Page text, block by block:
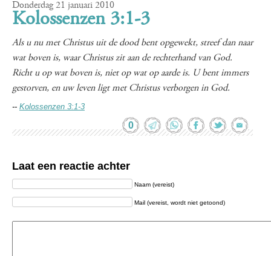
Donderdag 21 januari 2010
Kolossenzen 3:1-3
Als u nu met Christus uit de dood bent opgewekt, streef dan naar
wat boven is, waar Christus zit aan de rechterhand van God.
Richt u op wat boven is, niet op wat op aarde is. U bent immers
gestorven, en uw leven ligt met Christus verborgen in God.
-- Kolossenzen 3:1-3
0
Laat een reactie achter
Naam (vereist)
Mail (vereist, wordt niet getoond)